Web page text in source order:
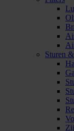
Sturen